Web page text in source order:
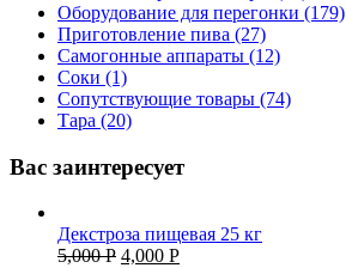
Оборудование для перегонки (179)
Приготовление пива (27)
Самогонные аппараты (12)
Соки (1)
Сопутствующие товары (74)
Тара (20)
Вас заинтересует
Декстроза пищевая 25 кг
5,000Р 4,000 Р